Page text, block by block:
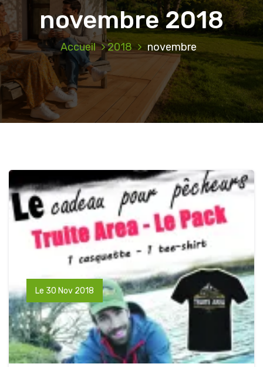
novembre 2018
Accueil 2018 novembre
Le 30 Nov 2018